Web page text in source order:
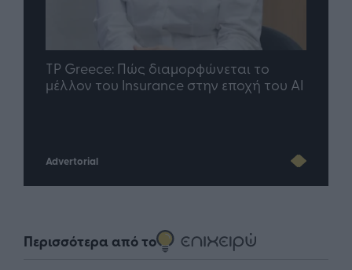
Η ομάδα σου μεγαλώνει. Tο γραφείο
σου ακολουθεί;
Advertorial
Περισσότερα από το